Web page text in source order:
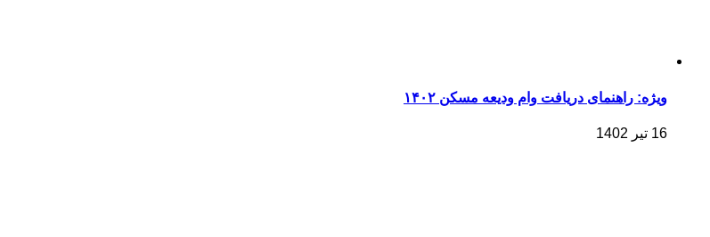
ویژه: راهنمای دریافت وام ودیعه مسکن ۱۴۰۲
16 تیر 1402